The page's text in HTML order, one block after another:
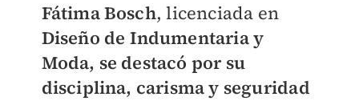
Fátima Bosch, licenciada en
Diseño de Indumentaria y
Moda, se destacó por su
disciplina, carisma y seguridad